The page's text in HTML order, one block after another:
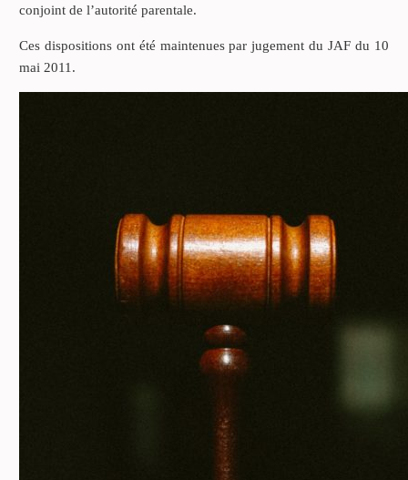
conjoint de l’autorité parentale.
Ces dispositions ont été maintenues par jugement du JAF du 10
mai 2011.